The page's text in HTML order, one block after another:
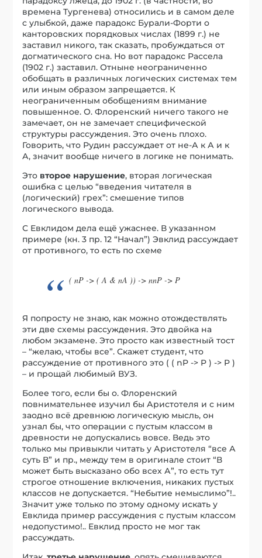
времена Тургенева) относились и в самом деле
с улыбкой, даже парадокс Бурали-Форти о
канторовских порядковых числах (1899 г.) не
заставил никого, так сказать, пробуждаться от
догматического сна. Но вот парадокс Рассела
(1902 г.) заставил. Отныне неограниченно
обобщать в различных логических системах тем
или иным образом запрещается. К
неограниченным обобщениям внимание
повышенное. О. Флоренский ничего такого не
замечает, он не замечает специфической
структуры рассуждения. Это очень плохо.
Говорить, что Рудин рассуждает от не-А к А и к
А, значит вообще ничего в логике не понимать.
Это второе нарушение, вторая логическая
ошибка с целью “введения читателя в
(логический) грех”: смешение типов
логического вывода.
С Евклидом дела ещё ужаснее. В указанном
примере (кн. 3 пр. 12 “Начал”) Эвклид рассуждает
от противного, то есть по схеме
( nP -> ( A & nA )) -> nnP -> P
Я попросту не знаю, как можно отождествлять
эти две схемы рассуждения. Это двойка на
любом экзамене. Это просто как известный тост
– “желаю, чтобы все”. Скажет студент, что
рассуждение от противного это ( ( nP -> P ) -> P )
– и прощай любимый ВУЗ.
Более того, если бы о. Флоренский
повнимательнее изучил бы Аристотеля и с ним
заодно всё древнюю логическую мысль, он
узнал бы, что операции с пустым классом в
древности не допускались вовсе. Ведь это
только мы привыкли читать у Аристотеля “все А
суть В” и пр., между тем в оригинале стоит “В
может быть высказано обо всех А”, то есть тут
строгое отношение включения, никаких пустых
классов не допускается. “Небытие немыслимо”!..
Значит уже только по этому одному искать у
Евклида пример рассуждения с пустым классом
недопустимо!.. Евклид просто не мог так
рассуждать.